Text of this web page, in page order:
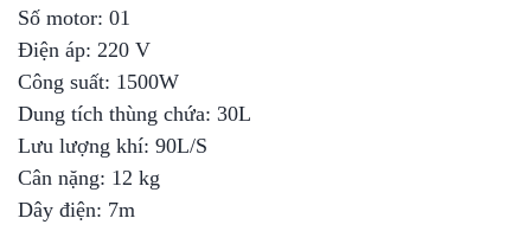
Số motor: 01
Điện áp: 220 V
Công suất: 1500W
Dung tích thùng chứa: 30L
Lưu lượng khí: 90L/S
Cân nặng: 12 kg
Dây điện: 7m